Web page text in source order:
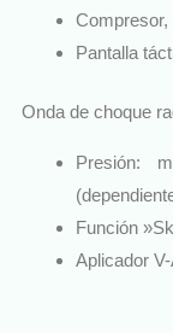
Compresor,
Pantalla
Onda de choque
Presión:
Función
Aplicador